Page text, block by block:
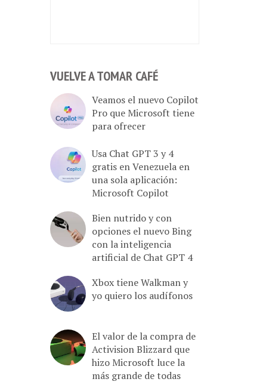
VUELVE A TOMAR CAFÉ
Veamos el nuevo Copilot
Pro que Microsoft tiene
para ofrecer
Usa Chat GPT 3 y 4
gratis en Venezuela en
una sola aplicación:
Microsoft Copilot
Bien nutrido y con
opciones el nuevo Bing
con la inteligencia
artificial de Chat GPT 4
Xbox tiene Walkman y
yo quiero los audífonos
El valor de la compra de
Activision Blizzard que
hizo Microsoft luce la
más grande de todas